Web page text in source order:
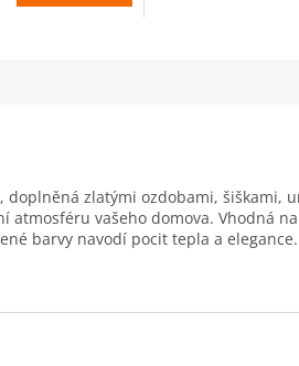
doplněná zlatými ozdobami, šiškami,
atmosféru vašeho domova. Vhodná
barvy navodí pocit tepla a elegance.